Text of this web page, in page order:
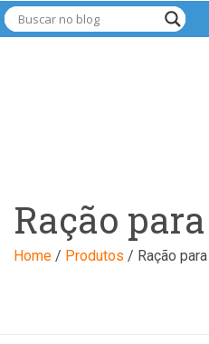
Ração
Home / Produtos / Ração